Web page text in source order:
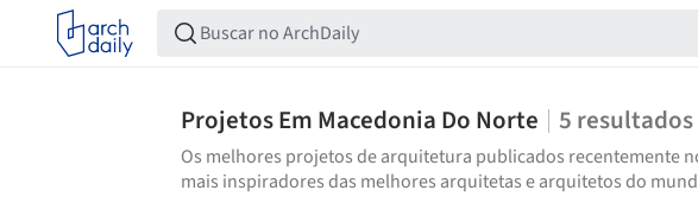
Projetos Em Macedonia Do Norte 5 resultados
Os melhores projetos de arquitetura publicados recentemente
mais inspiradores das melhores arquitetas e arquitetos do